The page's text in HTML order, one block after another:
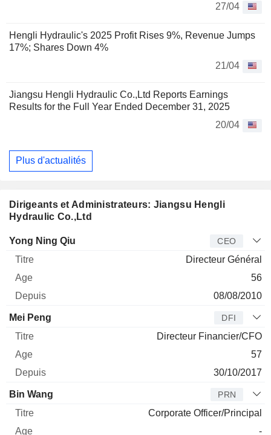
27/04
Hengli Hydraulic's 2025 Profit Rises 9%, Revenue Jumps
17%; Shares Down 4%
21/04
Jiangsu Hengli Hydraulic Co.,Ltd Reports Earnings
Results for the Full Year Ended December 31, 2025
20/04
Plus d'actualités
Dirigeants et Administrateurs: Jiangsu Hengli
Hydraulic Co.,Ltd
Dirigeant Titre
Yong Ning Qiu CEO
Directeur Général
56
08/08/2010
Mei Peng DFI
Directeur Financier/CFO
57
30/10/2017
Bin Wang PRN
Corporate Officer/Principal
-